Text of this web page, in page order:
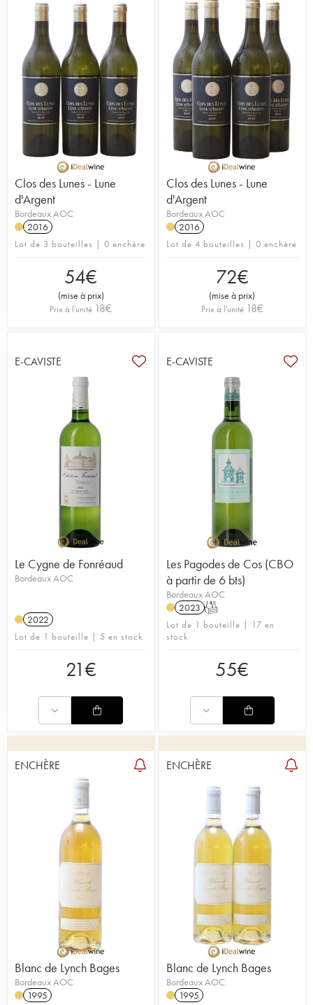
Clos des Lunes - Lune
d'Argent
Bordeaux AOC
2016
Lot de 3 bouteilles | 0 enchère
54€
(mise à prix)
Prix à l'unité 18€
Clos des Lunes - Lune
d'Argent
Bordeaux AOC
2016
Lot de 4 bouteilles | 0 enchère
72€
(mise à prix)
Prix à l'unité 18€
E-CAVISTE
Le Cygne de Fonréaud
Bordeaux AOC
2022
Lot de 1 bouteille | 5 en stock
21€
E-CAVISTE
Les Pagodes de Cos (CBO
à partir de 6 bts)
Bordeaux AOC
2023 T
Lot de 1 bouteille | 17 en
stock
55€
ENCHÈRE
Blanc de Lynch Bages
Bordeaux AOC
1995
ENCHÈRE
Blanc de Lynch Bages
Bordeaux AOC
1995